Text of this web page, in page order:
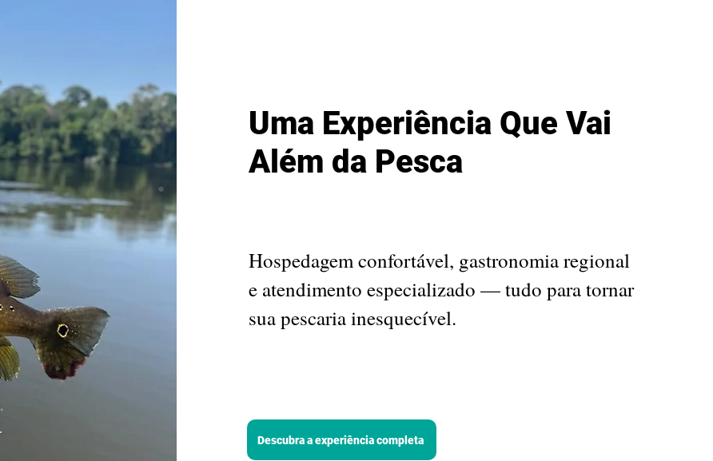
Uma Experiência Que Vai
Além da Pesca
Hospedagem confortável, gastronomia regional
e atendimento especializado — tudo para tornar
sua pescaria inesquecível.
Descubra a experiência completa